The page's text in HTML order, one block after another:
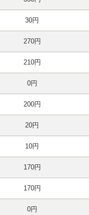
30円
270円
210円
0円
200円
20円
10円
170円
170円
0円